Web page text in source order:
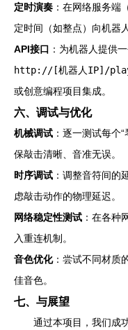
定时演奏 ：在网络服务端
定时间（如整点）向机器
API接口 ：为机器人提供
http://[机器人IP]/
或创意编程项目集成。
六、调试与优化
机械调试 ：逐一测试每个
保敲击清晰、音准无误。
时序调试 ：调整音符间的
虑敲击动作的物理延迟。
网络稳定性测试 ：在各种
入重连机制。
音色优化：尝试不同材质
佳音色。
七、与展望
通过本项目，我们成